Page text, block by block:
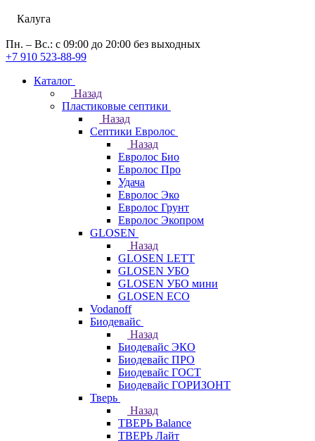
Калуга
Пн. – Вс.: с 09:00 до 20:00 без выходных
+7 910 523-88-99
Каталог
Назад
Пластиковые септики
Назад
Септики Евролос
Назад
Евролос Био
Евролос Про
Удача
Евролос Эко
Евролос Грунт
Евролос Экопром
GLOSEN
Назад
GLOSEN LETT
GLOSEN УБО
GLOSEN УБО мини
GLOSEN ECO
Vodanoff
Биодевайс
Назад
Биодевайс ЭКО
Биодевайс ПРО
Биодевайс ГОСТ
Биодевайс ГОРИЗОНТ
Тверь
Назад
ТВЕРЬ Balance
ТВЕРЬ Лайт